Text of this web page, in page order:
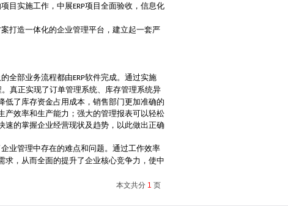
目实施工作，中展ERP项目全面验收，信息化
打造一体化的企业管理平台，建立起一套严
全部业务流程都由ERP软件完成。通过实施
真正实现了订单管理系统、库存管理系统异
了库存资金占用成本，销售部门更加准确的
产效率和生产能力；强大的管理报表可以轻松
速的掌握企业经营现状及趋势，以此做出正确
业管理中存在的难点和问题。通过工作效率
，从而全面的提升了企业核心竞争力，使中
本文共分 1 页